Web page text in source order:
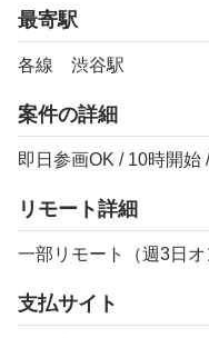
最寄駅
各線 渋谷駅
案件の詳細
即日参画OK / 10時開始
リモート詳細
一部リモート（週3日オ
支払サイト